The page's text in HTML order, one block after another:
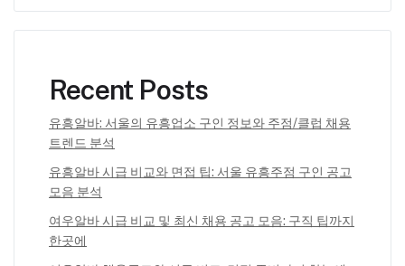
Recent Posts
유흥알바: 서울의 유흥업소 구인 정보와 주점/클럽 채용
트렌드 분석
유흥알바 시급 비교와 면접 팁: 서울 유흥주점 구인 공고
모음 분석
여우알바 시급 비교 및 최신 채용 공고 모음: 구직 팁까지
한곳에